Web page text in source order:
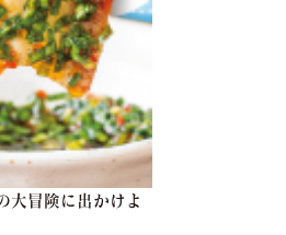
大冒険に出かけよ